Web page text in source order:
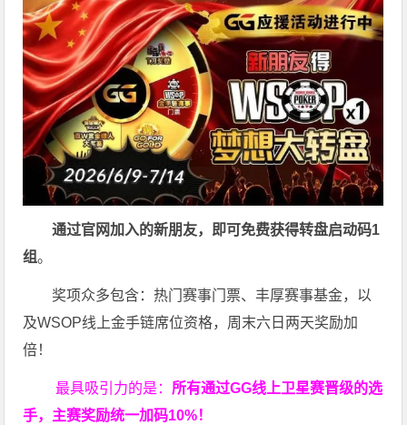
通过官网加入的新朋友，即可免费获得转盘启动码1
组。
奖项众多包含：热门赛事门票、丰厚赛事基金，以
及WSOP线上金手链席位资格， 周末六日两天奖励加
倍！
最具吸引力的是： 所有通过GG线上卫星赛晋级的选
手，主赛奖励统一加码10%！